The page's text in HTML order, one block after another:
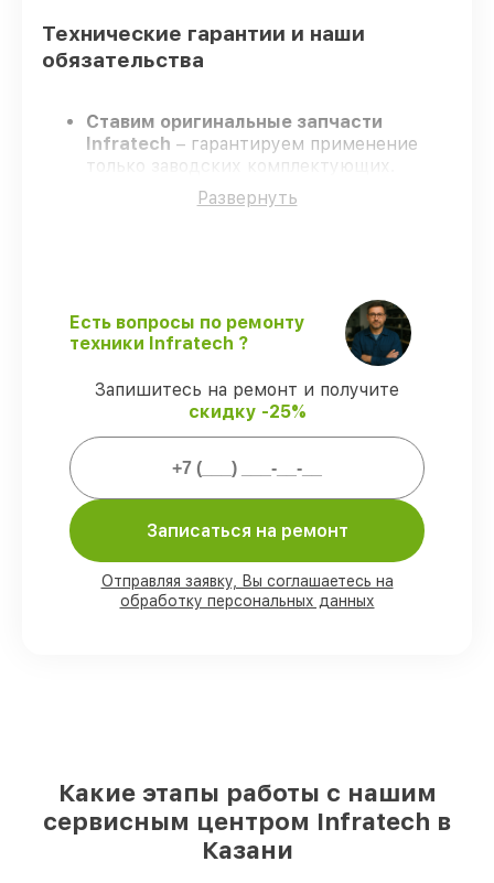
Технические гарантии и наши
обязательства
Ставим оригинальные запчасти
Infratech – гарантируем применение
только заводских комплектующих.
Квалифицированные мастера
проходят строгий отбор, что
оптического прицела Infratech IT–406D в
оговоренные сроки.
Официальная гарантия
– все работы и
запчасти защищены официальной
гарантией Infratech.
Мы гарантируем:
клиента
90%
установке в Казани, остальные доступны
для срочного заказа
Развернуть
Есть вопросы по ремонту
техники Infratech ?
Запишитесь на ремонт и получите
скидку -25%
Записаться на ремонт
Отправляя заявку, Вы соглашаетесь на
обработку персональных данных
Какие этапы работы с нашим
сервисным центром Infratech в
Казани